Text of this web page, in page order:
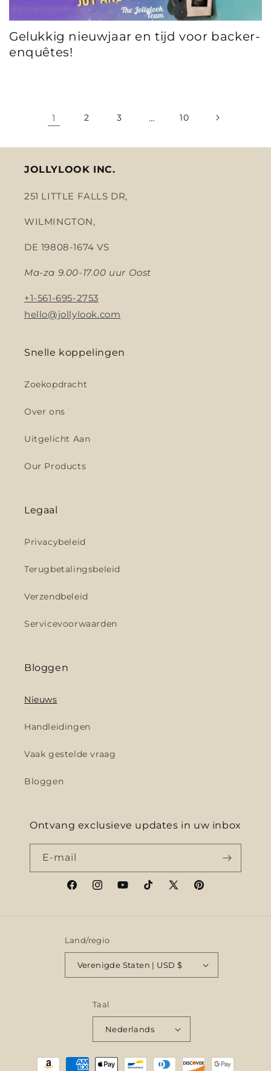
Gelukkig nieuwjaar en tijd voor backer-
enquêtes!
1 2 3 … 10
JOLLYLOOK INC.
251 LITTLE FALLS DR,
WILMINGTON,
DE 19808-1674 VS
Ma-za 9.00-17.00 uur Oost
+1-561-695-2753
hello@jollylook.com
Snelle koppelingen
Zoekopdracht
Over ons
Uitgelicht Aan
Our Products
Legaal
Privacybeleid
Terugbetalingsbeleid
Verzendbeleid
Servicevoorwaarden
Bloggen
Nieuws
Handleidingen
Vaak gestelde vraag
Bloggen
Ontvang exclusieve updates in uw inbox
E‑mail
FacebookInstagramYouTubeTikTokX
Pinterest
Land/regio
Verenigde Staten | USD $
Taal
Nederlands
Betaalmethoden